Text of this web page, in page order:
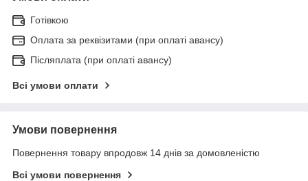
Готівкою
Оплата за реквізитами (при оплаті авансу)
Післяплата (при оплаті авансу)
Всі умови оплати
Умови повернення
Повернення товару впродовж 14 днів за домовленістю
Всі умови повернення